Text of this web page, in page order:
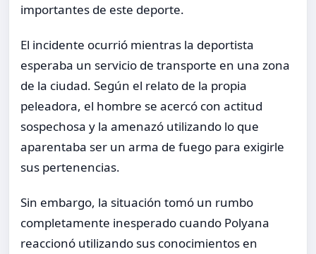
importantes de este deporte.
El incidente ocurrió mientras la deportista
esperaba un servicio de transporte en una zona
de la ciudad. Según el relato de la propia
peleadora, el hombre se acercó con actitud
sospechosa y la amenazó utilizando lo que
aparentaba ser un arma de fuego para exigirle
sus pertenencias.
Sin embargo, la situación tomó un rumbo
completamente inesperado cuando Polyana
reaccionó utilizando sus conocimientos en